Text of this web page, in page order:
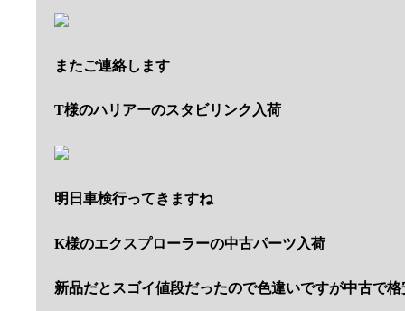
またご連絡します
T様のハリアーのスタビリンク入荷
明日車検行ってきますね
K様のエクスプローラーの中古パーツ入荷
新品だとスゴイ値段だったので色違いですが中古で